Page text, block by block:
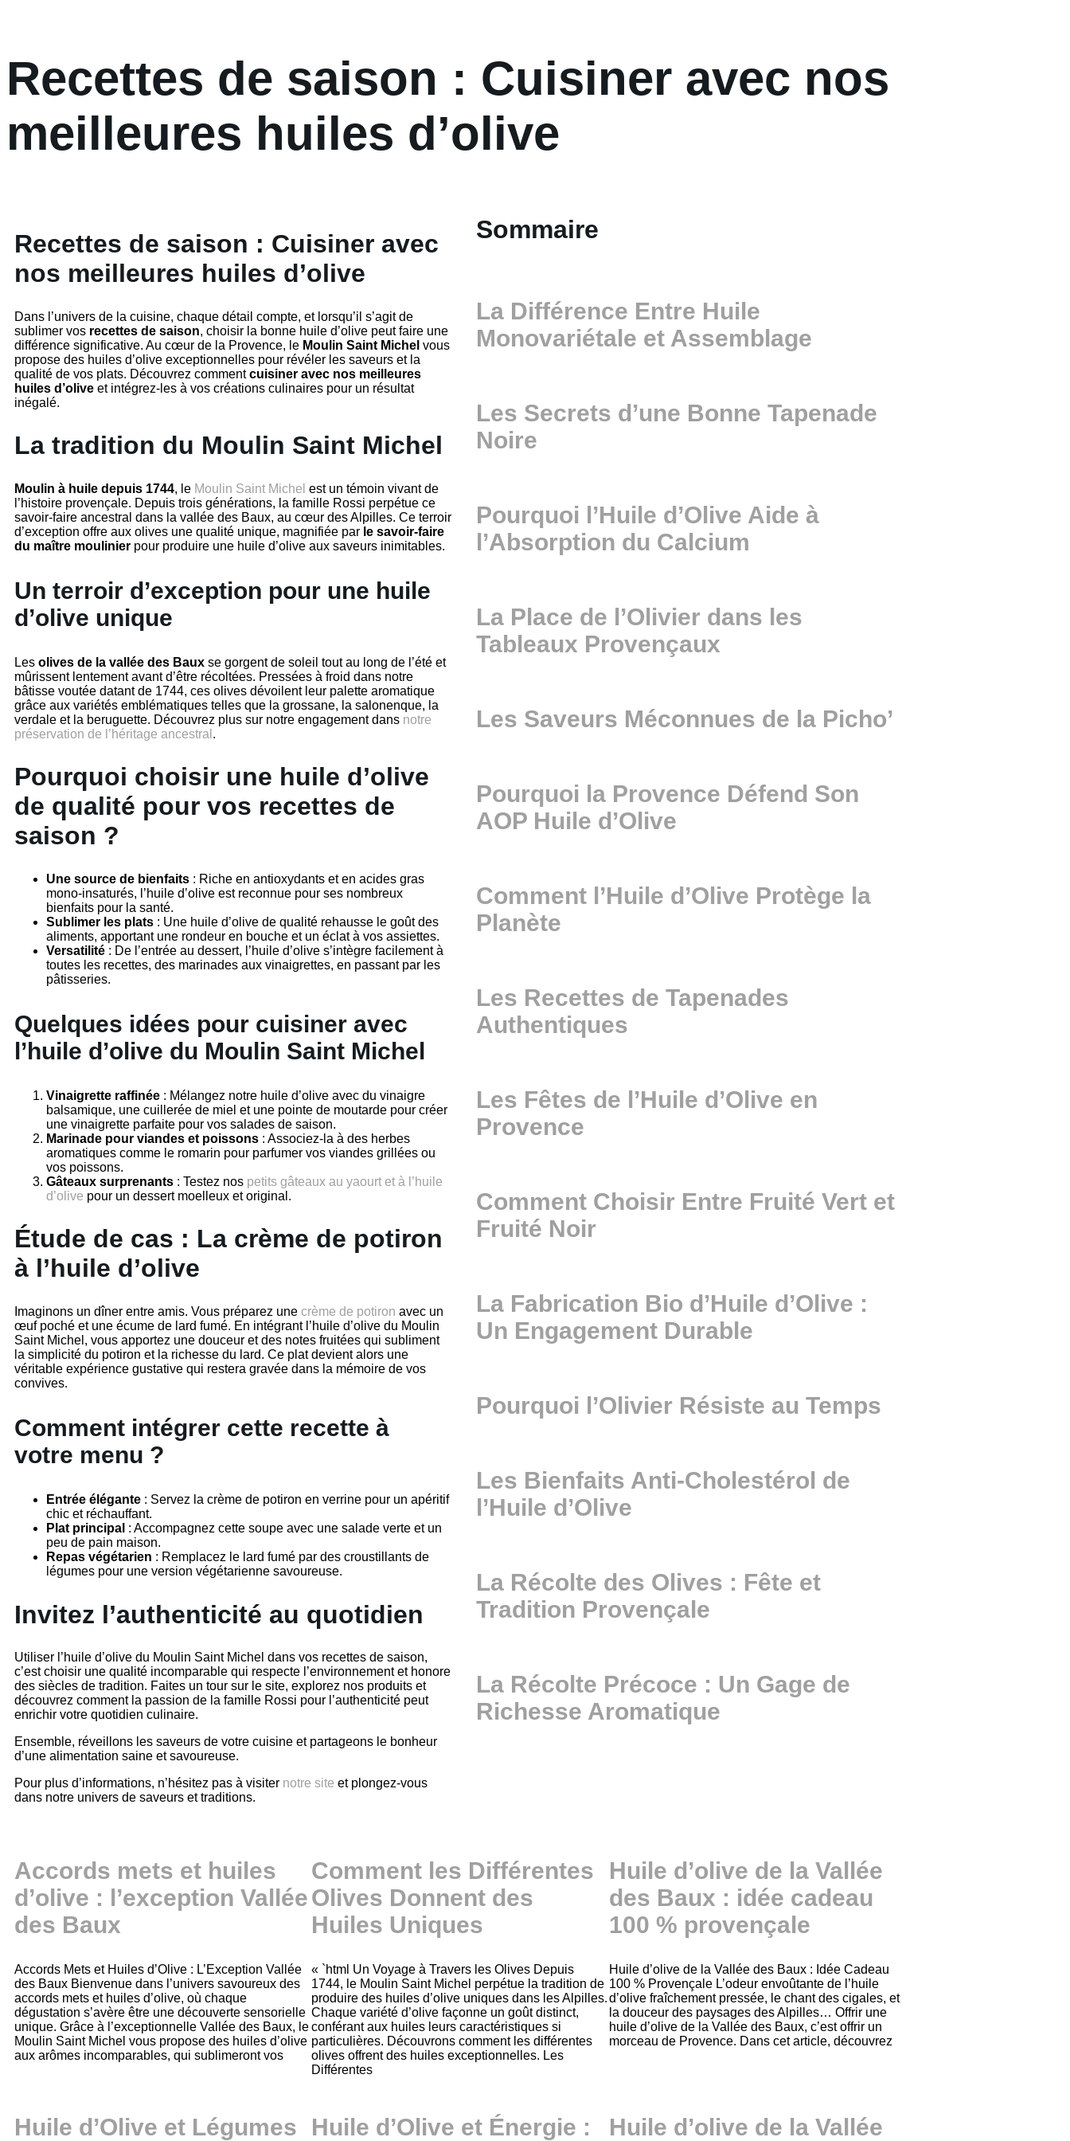
Recettes de saison : Cuisiner avec nos
meilleures huiles d’olive
Recettes de saison : Cuisiner avec
nos meilleures huiles d’olive
Dans l’univers de la cuisine, chaque détail compte, et lorsqu’il s’agit de
sublimer vos recettes de saison, choisir la bonne huile d’olive peut faire une
différence significative. Au cœur de la Provence, le Moulin Saint Michel vous
propose des huiles d’olive exceptionnelles pour révéler les saveurs et la
qualité de vos plats. Découvrez commentcuisiner avec nos meilleures
huiles d’olive et intégrez-les à vos créations culinaires pour un résultat
inégalé.
La tradition du Moulin Saint Michel
Moulin à huile depuis 1744, le Moulin Saint Michel est un témoin vivant de
l’histoire provençale. Depuis trois générations, la famille Rossi perpétue ce
savoir-faire ancestral dans la vallée des Baux, au cœur des Alpilles. Ce terroir
d’exception offre aux olives une qualité unique, magnifiée par le savoir-faire
du maître moulinier pour produire une huile d’olive aux saveurs inimitables.
Un terroir d’exception pour une huile
d’olive unique
Les olives de la vallée des Baux se gorgent de soleil tout au long de l’été et
mûrissent lentement avant d’être récoltées. Pressées à froid dans notre
bâtisse voutée datant de 1744, ces olives dévoilent leur palette aromatique
grâce aux variétés emblématiques telles que la grossane, la salonenque, la
verdale et la beruguette. Découvrez plus sur notre engagement dans notre
préservation de l’héritage ancestral .
Pourquoi choisir une huile d’olive
de qualité pour vos recettes de
saison ?
Une source de bienfaits : Riche en antioxydants et en acides gras
mono-insaturés, l’huile d’olive est reconnue pour ses nombreux
bienfaits pour la santé.
Sublimer les plats : Une huile d’olive de qualité rehausse le goût des
aliments, apportant une rondeur en bouche et un éclat à vos assiettes.
Versatilité : De l’entrée au dessert, l’huile d’olive s’intègre facilement à
toutes les recettes, des marinades aux vinaigrettes, en passant par les
pâtisseries.
Quelques idées pour cuisiner avec
l’huile d’olive du Moulin Saint Michel
Vinaigrette raffinée : Mélangez notre huile d’olive avec du vinaigre
balsamique, une cuillerée de miel et une pointe de moutarde pour créer
une vinaigrette parfaite pour vos salades de saison.
Marinade pour viandes et poissons : Associez-la à des herbes
aromatiques comme le romarin pour parfumer vos viandes grillées ou
vos poissons.
Gâteaux surprenants : Testez nos petits gâteaux au yaourt et à l’huile
d’olive pour un dessert moelleux et original.
Étude de cas : La crème de potiron
à l’huile d’olive
Imaginons un dîner entre amis. Vous préparez une crème de potiron avec un
œuf poché et une écume de lard fumé. En intégrant l’huile d’olive du Moulin
Saint Michel, vous apportez une douceur et des notes fruitées qui subliment
la simplicité du potiron et la richesse du lard. Ce plat devient alors une
véritable expérience gustative qui restera gravée dans la mémoire de vos
convives.
Comment intégrer cette recette à
votre menu ?
Entrée élégante : Servez la crème de potiron en verrine pour un apéritif
chic et réchauffant.
Plat principal : Accompagnez cette soupe avec une salade verte et un
peu de pain maison.
Repas végétarien : Remplacez le lard fumé par des croustillants de
légumes pour une version végétarienne savoureuse.
Invitez l’authenticité au quotidien
Utiliser l’huile d’olive du Moulin Saint Michel dans vos recettes de saison,
c’est choisir une qualité incomparable qui respecte l’environnement et honore
des siècles de tradition. Faites un tour sur le site, explorez nos produits et
découvrez comment la passion de la famille Rossi pour l’authenticité peut
enrichir votre quotidien culinaire.
Ensemble, réveillons les saveurs de votre cuisine et partageons le bonheur
d’une alimentation saine et savoureuse.
Pour plus d’informations, n’hésitez pas à visiter notre site et plongez-vous
dans notre univers de saveurs et traditions.
Sommaire
La Différence Entre Huile
Monovariétale et Assemblage
Les Secrets d’une Bonne Tapenade
Noire
Pourquoi l’Huile d’Olive Aide à
l’Absorption du Calcium
La Place de l’Olivier dans les
Tableaux Provençaux
Les Saveurs Méconnues de la Picho’
Pourquoi la Provence Défend Son
AOP Huile d’Olive
Comment l’Huile d’Olive Protège la
Planète
Les Recettes de Tapenades
Authentiques
Les Fêtes de l’Huile d’Olive en
Provence
Comment Choisir Entre Fruité Vert et
Fruité Noir
La Fabrication Bio d’Huile d’Olive :
Un Engagement Durable
Pourquoi l’Olivier Résiste au Temps
Les Bienfaits Anti-Cholestérol de
l’Huile d’Olive
La Récolte des Olives : Fête et
Tradition Provençale
La Récolte Précoce : Un Gage de
Richesse Aromatique
Accords mets et huiles
d’olive : l’exception Vallée
des Baux
Accords Mets et Huiles d’Olive : L’Exception Vallée
des Baux Bienvenue dans l’univers savoureux des
accords mets et huiles d’olive, où chaque
dégustation s’avère être une découverte sensorielle
unique. Grâce à l’exceptionnelle Vallée des Baux, le
Moulin Saint Michel vous propose des huiles d’olive
aux arômes incomparables, qui sublimeront vos
Comment les Différentes
Olives Donnent des
Huiles Uniques
« `html Un Voyage à Travers les Olives Depuis
1744, le Moulin Saint Michel perpétue la tradition de
produire des huiles d’olive uniques dans les Alpilles.
Chaque variété d’olive façonne un goût distinct,
conférant aux huiles leurs caractéristiques si
particulières. Découvrons comment les différentes
olives offrent des huiles exceptionnelles. Les
Différentes
Huile d’olive de la Vallée
des Baux : idée cadeau
100 % provençale
Huile d’olive de la Vallée des Baux : Idée Cadeau
100 % Provençale L’odeur envoûtante de l’huile
d’olive fraîchement pressée, le chant des cigales, et
la douceur des paysages des Alpilles… Offrir une
huile d’olive de la Vallée des Baux, c’est offrir un
morceau de Provence. Dans cet article, découvrez
Huile d’Olive et Légumes Huile d’Olive et Énergie : Huile d’olive de la Vallée